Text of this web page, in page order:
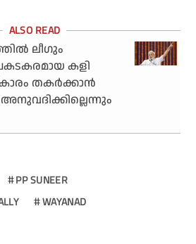
ലീഗും
കളി
തകര്‍ക്കാന്‍
PP SUNEER
WAYANAD